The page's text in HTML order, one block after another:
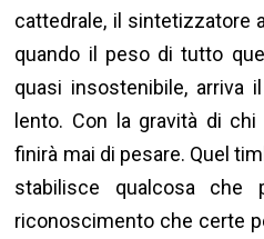
cattedrale, il sintetizzatore
quando il peso di tutto
quasi insostenibile, arriva
lento. Con la gravità di
finirà mai di pesare. Quel
stabilisce qualcosa che
riconoscimento che certe